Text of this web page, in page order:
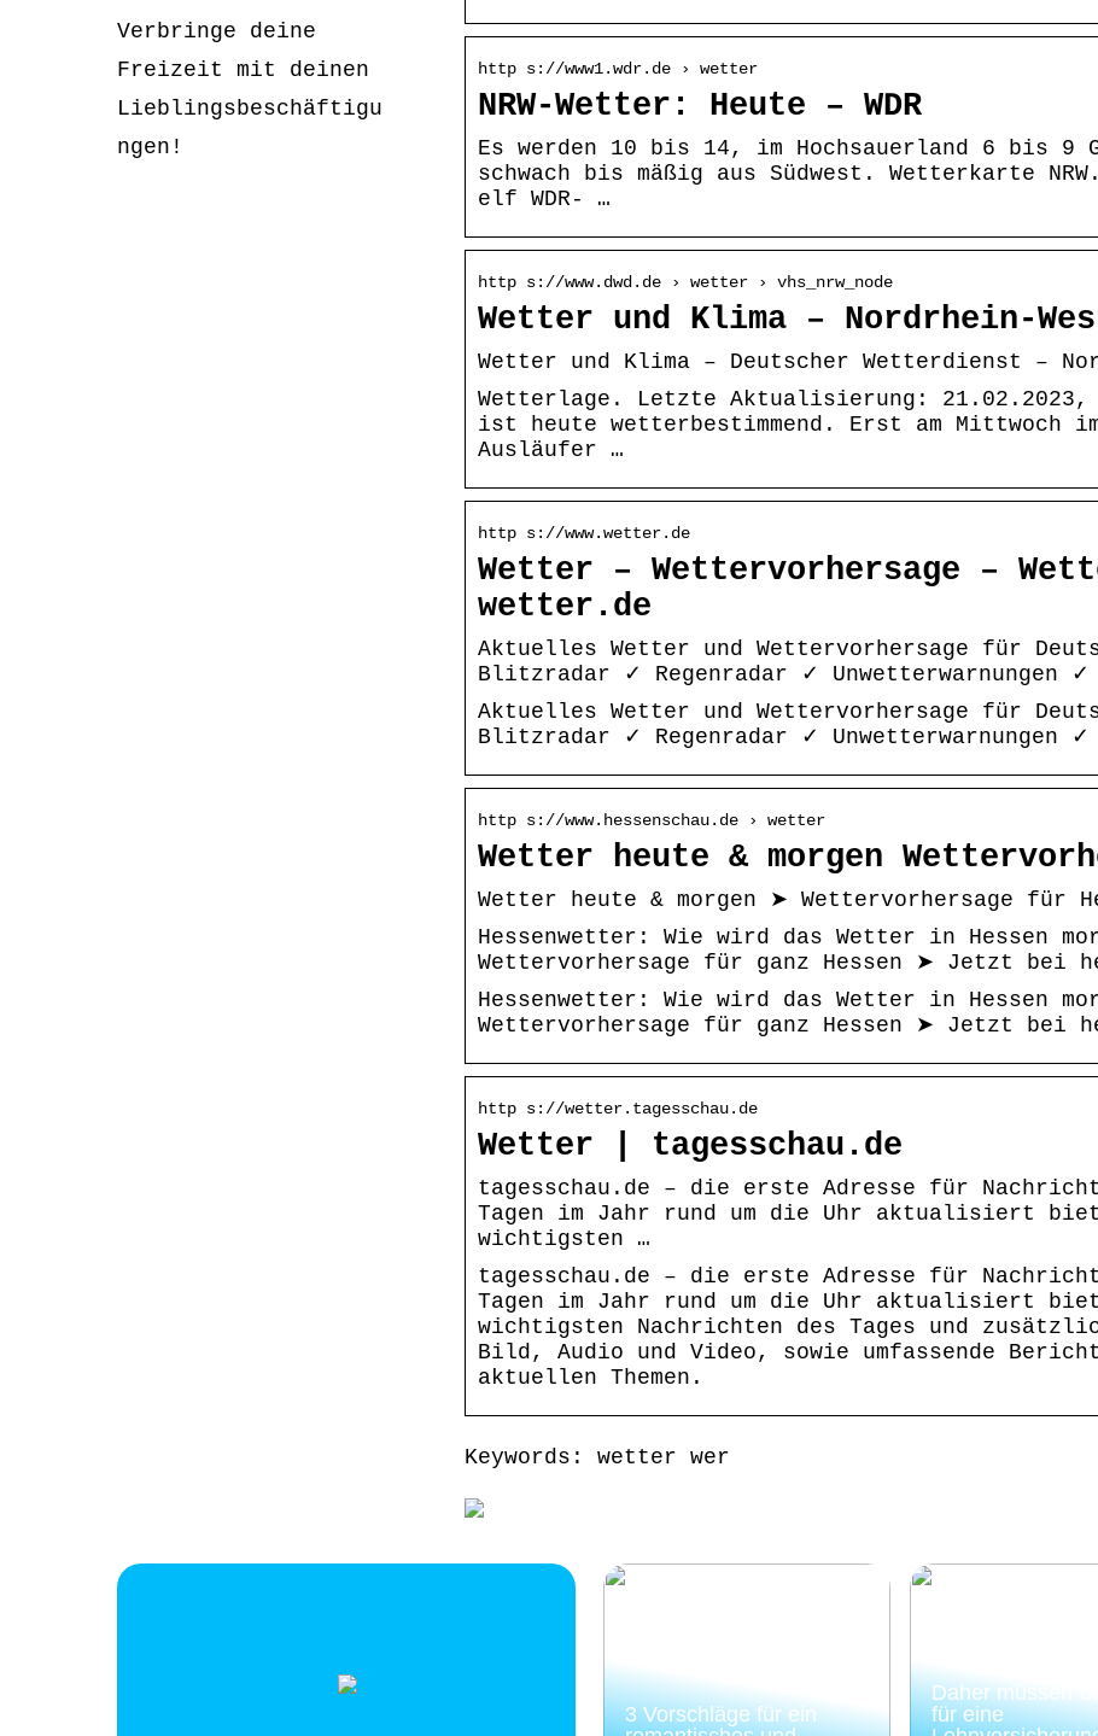
http s://www1.wdr.de › wetter
NRW-Wetter: Heute – WDR
Es werden 10 bis 14, im Hochsauerland 6 bis 9
schwach bis mäßig aus Südwest. Wetterkarte
elf WDR- …
http s://www.dwd.de › wetter › vhs_nrw_node
Wetter und Klima – Nordrhein-
Wetter und Klima – Deutscher Wetterdienst –
Wetterlage. Letzte Aktualisierung: 21.02.2023,
ist heute wetterbestimmend. Erst am Mittwoch
Ausläufer …
http s://www.wetter.de
Wetter – Wettervorhersage –
wetter.de
Aktuelles Wetter und Wettervorhersage für
Blitzradar ✓ Regenradar ✓ Unwetterwarnungen
Aktuelles Wetter und Wettervorhersage für
Blitzradar ✓ Regenradar ✓ Unwetterwarnungen
http s://www.hessenschau.de › wetter
Wetter heute & morgen
Wetter heute & morgen ➤ Wettervorhersage für
Hessenwetter: Wie wird das Wetter in Hessen
Wettervorhersage für ganz Hessen ➤ Jetzt bei
Hessenwetter: Wie wird das Wetter in Hessen
Wettervorhersage für ganz Hessen ➤ Jetzt bei
http s://wetter.tagesschau.de
Wetter | tagesschau.de
tagesschau.de – die erste Adresse für
Tagen im Jahr rund um die Uhr aktualisiert
wichtigsten …
tagesschau.de – die erste Adresse für
Tagen im Jahr rund um die Uhr aktualisiert
wichtigsten Nachrichten des Tages und
Bild, Audio und Video, sowie umfassende
aktuellen Themen.
Keywords: wetter wer
Verbringe deine
Freizeit mit deinen
Lieblingsbeschäftigu
ngen!
3 Vorschläge für ein
Daher müssen
für eine